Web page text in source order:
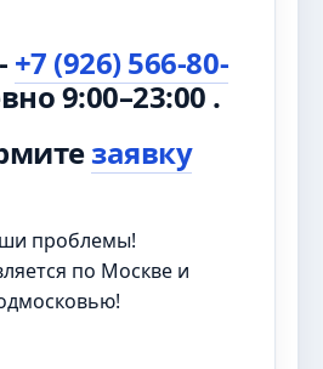
+7 (926) 566-80-
9:00–23:00 .
заявку
проблемы!
по Москве и